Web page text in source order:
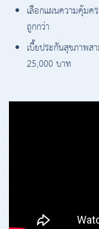
เลือกแผนความคุ้มค
ถูกกว่า
เบี้ยประกันสุขภาพส
25,000 บาท